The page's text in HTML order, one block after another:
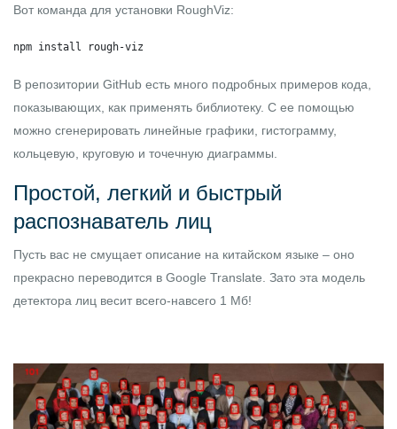
Вот команда для установки RoughViz:
npm install rough-viz
В репозитории GitHub есть много подробных примеров кода,
показывающих, как применять библиотеку. С ее помощью
можно сгенерировать линейные графики, гистограмму,
кольцевую, круговую и точечную диаграммы.
Простой, легкий и быстрый
распознаватель лиц
Пусть вас не смущает описание на китайском языке – оно
прекрасно переводится в Google Translate. Зато эта модель
детектора лиц весит всего-навсего 1 Мб!